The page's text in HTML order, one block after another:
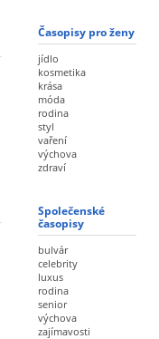
Časopisy pro ženy
jídlo
kosmetika
krása
móda
rodina
styl
vaření
výchova
zdraví
Společenské
časopisy
bulvár
celebrity
luxus
rodina
senior
výchova
zajímavosti